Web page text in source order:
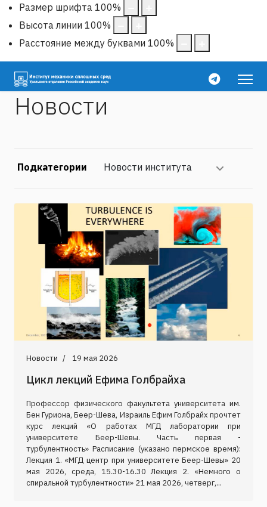
Размер шрифта 100%
Высота линии 100%
Расстояние между буквами 100%
Новости
Подкатегории Новости института
Новости 19 мая 2026
Цикл лекций Ефима Голбрайха
Профессор физического факультета университета им.
Бен Гуриона, Беер-Шева, Израиль Ефим Голбрайх прочтет
курс лекций «О работах МГД лаборатории при
университете Беер-Шевы. Часть первая -
турбулентность» Расписание (указано пермское время):
Лекция 1. «МГД центр при университете Беер-Шевы» 20
мая 2026, среда, 15.30-16.30 Лекция 2. «Немного о
спиральной турбулентности» 21 мая 2026, четверг,...